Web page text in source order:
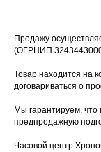
Продажу
(ОГРНИП
Товар находится на
договариваться о
Мы гарантируем,
предпродажную
Часовой центр